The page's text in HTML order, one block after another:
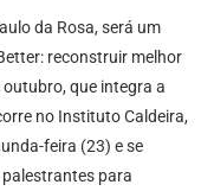
da Rosa, será um
reconstruir melhor
que integra a
no Instituto Caldeira,
feira (23) e se
para